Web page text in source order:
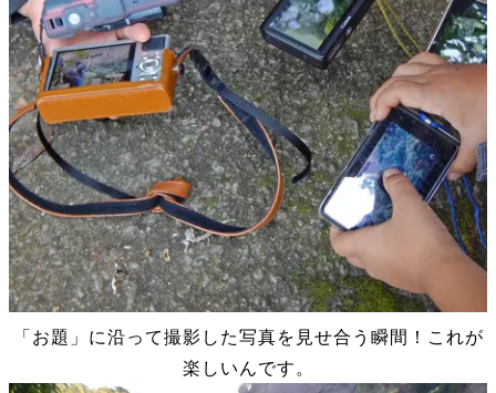
「お題」に沿って撮影した写真を見せ合う瞬間！これが
楽しいんです。